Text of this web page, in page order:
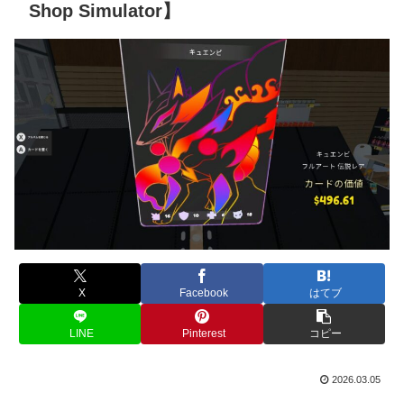
Shop Simulator】
X Facebook はてブ
LINE Pinterest コピー
2026.03.05